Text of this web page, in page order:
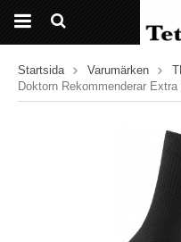
Startsida Varumärken
Doktorn Rekommenderar